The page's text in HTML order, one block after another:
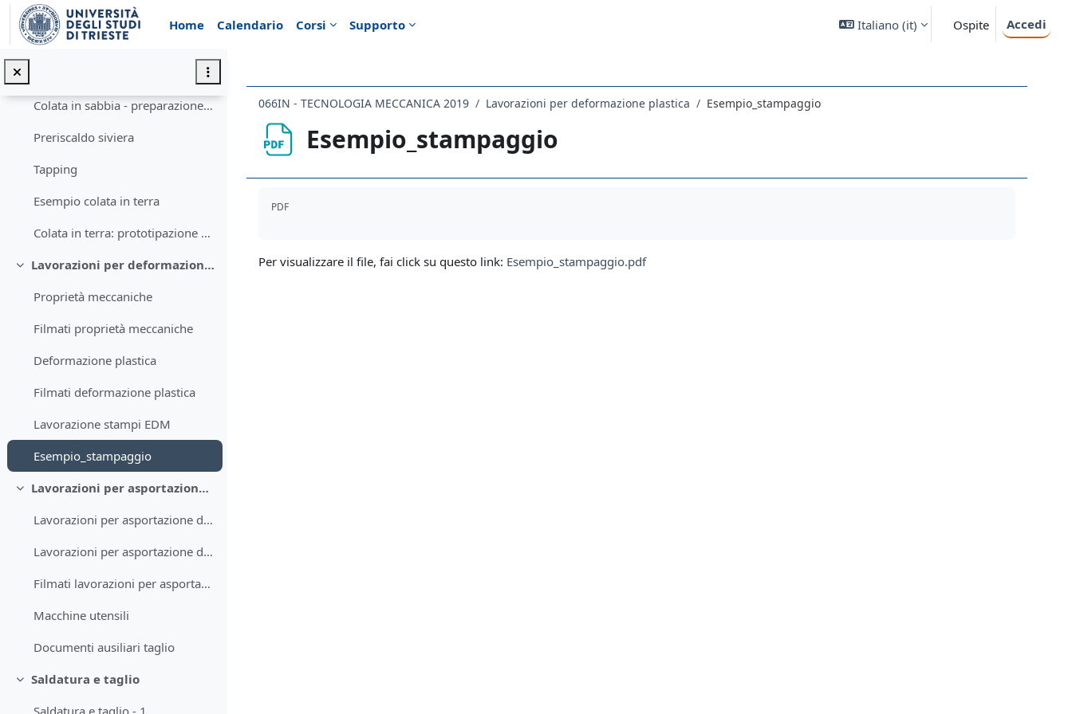
Vai al contenuto principale
Home
Calendario Corsi Supporto Italiano ‎(it)‎ Ospite Accedi
Supercooled water
Solidificazione
Colata in sabbia - preparazione forma
Preriscaldo siviera
Tapping
Esempio colata in terra
Colata in terra: prototipazione rapida
Minimizza
Lavorazioni per deformazione plastica
Proprietà meccaniche
Filmati proprietà meccaniche
Deformazione plastica
Filmati deformazione plastica
Lavorazione stampi EDM
Esempio_stampaggio
Minimizza
Lavorazioni per asportazione di truciolo
Lavorazioni per asportazione di truciolo - 1
Lavorazioni per asportazione di truciolo - 2
Filmati lavorazioni per asportazione di truciolo
Macchine utensili
Documenti ausiliari taglio
Minimizza
Saldatura e taglio
066IN - TECNOLOGIA MECCANICA 2019 Lavorazioni per deformazione plastica Esempio_stampaggio
Esempio_stampaggio
PDF
Per visualizzare il file, fai click su questo link: Esempio_stampaggio.pdf